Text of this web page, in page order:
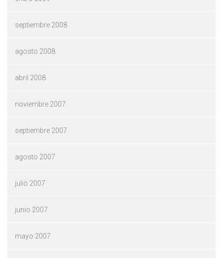
septiembre 2008
agosto 2008
abril 2008
noviembre 2007
septiembre 2007
agosto 2007
julio 2007
junio 2007
mayo 2007